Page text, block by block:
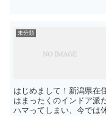
未分類
はじめまして！新潟県在
はまったくのインドア派
ハマってしまい、今では